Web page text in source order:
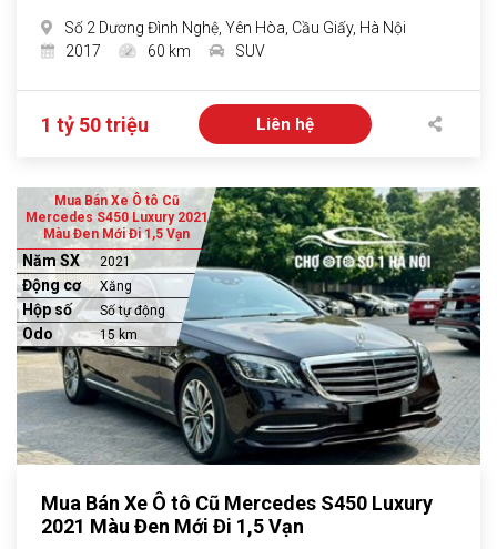
Số 2 Dương Đình Nghệ, Yên Hòa, Cầu Giấy, Hà Nội
2017
60 km SUV
1 tỷ 50 triệu Liên hệ
Mua Bán Xe Ô tô Cũ
Mercedes S450 Luxury 2021
Màu Đen Mới Đi 1,5 Vạn
Năm SX 2021
Động cơ Xăng
Hộp số Số tự động
Odo 15 km
Mua Bán Xe Ô tô Cũ Mercedes S450 Luxury
2021 Màu Đen Mới Đi 1,5 Vạn